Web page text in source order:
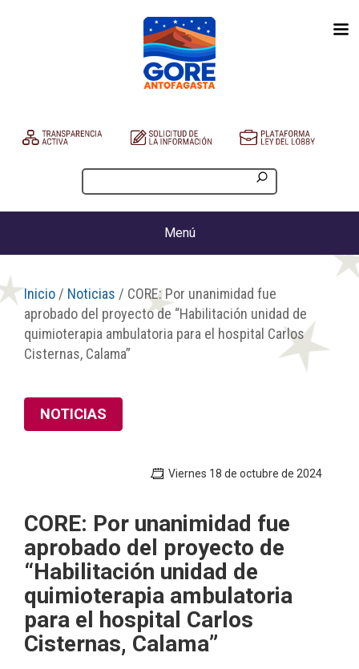
Menú
Inicio / Noticias / CORE: Por unanimidad fue
aprobado del proyecto de “Habilitación unidad de
quimioterapia ambulatoria para el hospital Carlos
Cisternas, Calama”
NOTICIAS
Viernes 18 de octubre de 2024
CORE: Por unanimidad fue
aprobado del proyecto de
“Habilitación unidad de
quimioterapia ambulatoria
para el hospital Carlos
Cisternas, Calama”